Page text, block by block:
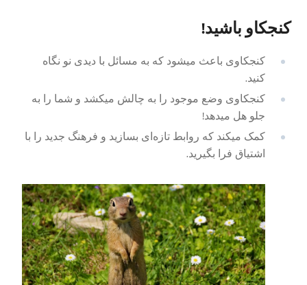
کنجکاو باشید!
کنجکاوی باعث میشود که به مسائل با دیدی نو نگاه
کنید.
کنجکاوی وضع موجود را به چالش میکشد و شما را به
جلو هل میدهد!
کمک میکند که روابط تازه‌ای بسازید و فرهنگ جدید را با
اشتیاق فرا بگیرید.